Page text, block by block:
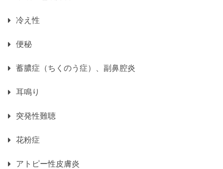
冷え性
便秘
蓄膿症（ちくのう症）、副鼻腔炎
耳鳴り
突発性難聴
花粉症
アトピー性皮膚炎